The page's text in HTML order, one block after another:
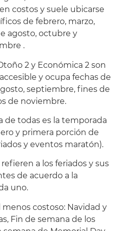
costos y suele ubicarse
de febrero, marzo,
agosto, octubre y
.
2 y Económica 2 son
y ocupa fechas de
septiembre, fines de
de noviembre.
de todas es la temporada
y primera porción de
y eventos maratón).
refieren a los feriados y sus
de acuerdo a la
uno.
menos costoso: Navidad y
Fin de semana de los